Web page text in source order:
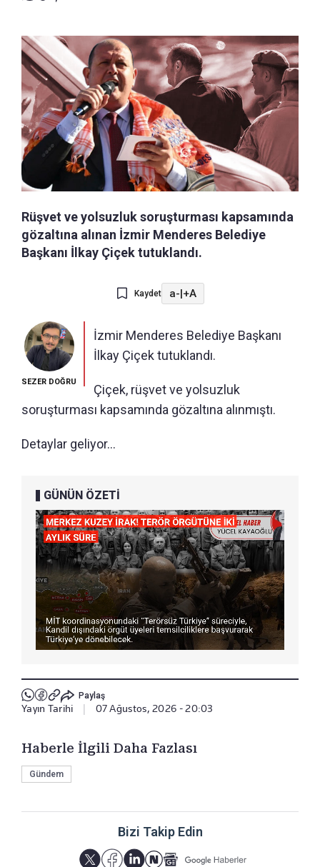
Rüşvet ve yolsuzluk soruşturması kapsamında
gözaltına alınan İzmir Menderes Belediye
Başkanı İlkay Çiçek tutuklandı.
Kaydet a-|+A
SEZER DOĞRU
İzmir Menderes Belediye Başkanı
İlkay Çiçek tutuklandı.
Çiçek, rüşvet ve yolsuzluk
soruşturması kapsamında gözaltına alınmıştı.
Detaylar geliyor...
GÜNÜN ÖZETİ
Paylaş
Yayın Tarihi 07 Ağustos, 2026 - 20:03
Haberle İlgili Daha Fazlası
Gündem
Bizi Takip Edin